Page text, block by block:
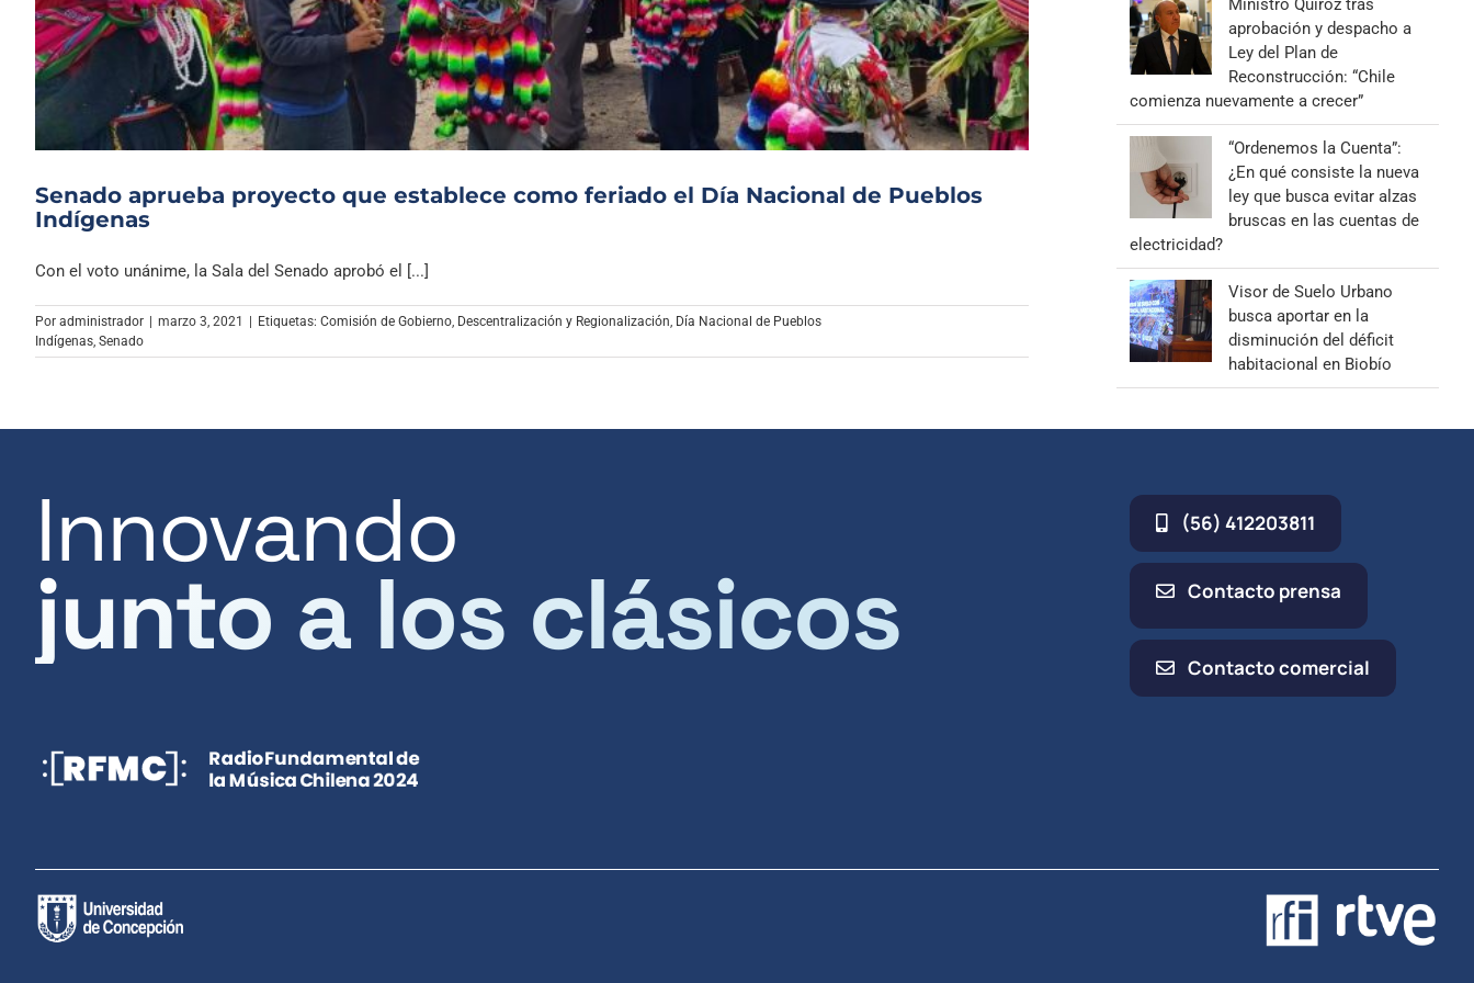
Archivo Sonoro
Senado aprueba proyecto que establece como feriado el Día Nacional de Pueblos
Indígenas
Con el voto unánime, la Sala del Senado aprobó el [...]
Por administrador | marzo 3, 2021 | Etiquetas: Comisión de Gobierno Descentralización y Regionalización Día Nacional de Pueblos
Indígenas Senado
Ministro Quiroz tras
aprobación y despacho a
Ley del Plan de
Reconstrucción: “Chile
comienza nuevamente a crecer”
“Ordenemos la Cuenta”:
¿En qué consiste la nueva
ley que busca evitar alzas
bruscas en las cuentas de
electricidad?
Visor de Suelo Urbano
busca aportar en la
disminución del déficit
habitacional en Biobío
Innovando
junto a los clásicos
(56) 412203811
Contacto prensa
Contacto comercial